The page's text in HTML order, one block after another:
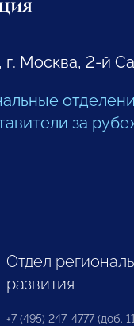
г. Москва, 2-й
за
Отдел
развития
+7 (495) 247-4777 (доб.